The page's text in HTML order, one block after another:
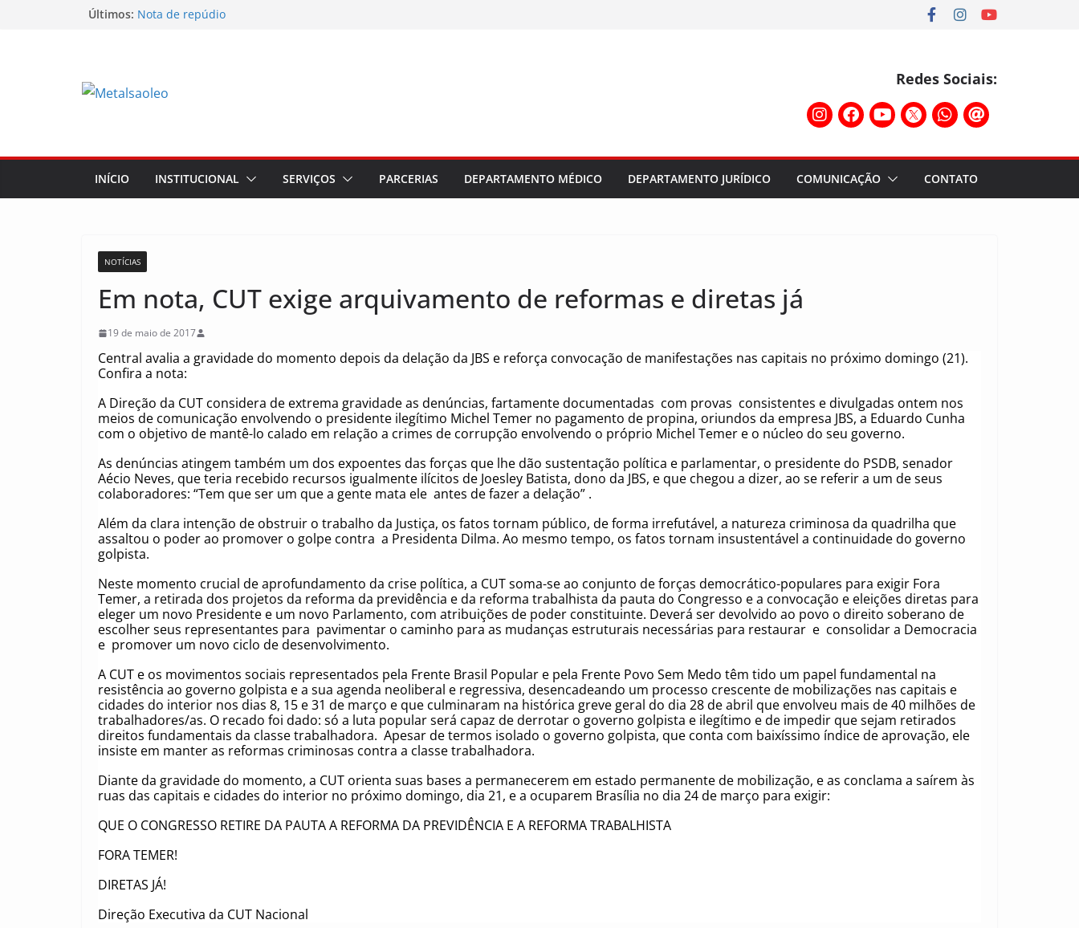
Últimos: Nota de repúdio
Assembleia na Taurus fortalece campanha salarial e
Redes Sociais:
INÍCIO INSTITUCIONAL SERVIÇOS PARCERIAS DEPARTAMENTO MÉDICO DEPARTAMENTO JURÍDICO COMUNICAÇÃO CONTATO
NOTÍCIAS
Em nota, CUT exige arquivamento de reformas e diretas já
19 de maio de 2017
Central avalia a gravidade do momento depois da delação da JBS e reforça convocação de manifestações nas capitais no próximo domingo (21).
Confira a nota:
A Direção da CUT considera de extrema gravidade as denúncias, fartamente documentadas com provas consistentes e divulgadas ontem nos
meios de comunicação envolvendo o presidente ilegítimo Michel Temer no pagamento de propina, oriundos da empresa JBS, a Eduardo Cunha
com o objetivo de mantê-lo calado em relação a crimes de corrupção envolvendo o próprio Michel Temer e o núcleo do seu governo.
As denúncias atingem também um dos expoentes das forças que lhe dão sustentação política e parlamentar, o presidente do PSDB, senador
Aécio Neves, que teria recebido recursos igualmente ilícitos de Joesley Batista, dono da JBS, e que chegou a dizer, ao se referir a um de seus
colaboradores: “Tem que ser um que a gente mata ele antes de fazer a delação” .
Além da clara intenção de obstruir o trabalho da Justiça, os fatos tornam público, de forma irrefutável, a natureza criminosa da quadrilha que
assaltou o poder ao promover o golpe contra a Presidenta Dilma. Ao mesmo tempo, os fatos tornam insustentável a continuidade do governo
golpista.
Neste momento crucial de aprofundamento da crise política, a CUT soma-se ao conjunto de forças democrático-populares para exigir Fora
Temer, a retirada dos projetos da reforma da previdência e da reforma trabalhista da pauta do Congresso e a convocação e eleições diretas para
eleger um novo Presidente e um novo Parlamento, com atribuições de poder constituinte. Deverá ser devolvido ao povo o direito soberano de
escolher seus representantes para pavimentar o caminho para as mudanças estruturais necessárias para restaurar e consolidar a Democracia
e promover um novo ciclo de desenvolvimento.
A CUT e os movimentos sociais representados pela Frente Brasil Popular e pela Frente Povo Sem Medo têm tido um papel fundamental na
resistência ao governo golpista e a sua agenda neoliberal e regressiva, desencadeando um processo crescente de mobilizações nas capitais e
cidades do interior nos dias 8, 15 e 31 de março e que culminaram na histórica greve geral do dia 28 de abril que envolveu mais de 40 milhões de
trabalhadores/as. O recado foi dado: só a luta popular será capaz de derrotar o governo golpista e ilegítimo e de impedir que sejam retirados
direitos fundamentais da classe trabalhadora. Apesar de termos isolado o governo golpista, que conta com baixíssimo índice de aprovação, ele
insiste em manter as reformas criminosas contra a classe trabalhadora.
Diante da gravidade do momento, a CUT orienta suas bases a permanecerem em estado permanente de mobilização, e as conclama a saírem às
ruas das capitais e cidades do interior no próximo domingo, dia 21, e a ocuparem Brasília no dia 24 de março para exigir:
QUE O CONGRESSO RETIRE DA PAUTA A REFORMA DA PREVIDÊNCIA E A REFORMA TRABALHISTA
FORA TEMER!
DIRETAS JÁ!
Direção Executiva da CUT Nacional